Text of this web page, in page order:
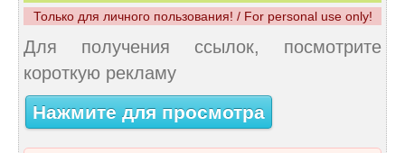
Только для личного пользования! / For personal use only!
Для получения ссылок, посмотрите
короткую рекламу
Нажмите для просмотра